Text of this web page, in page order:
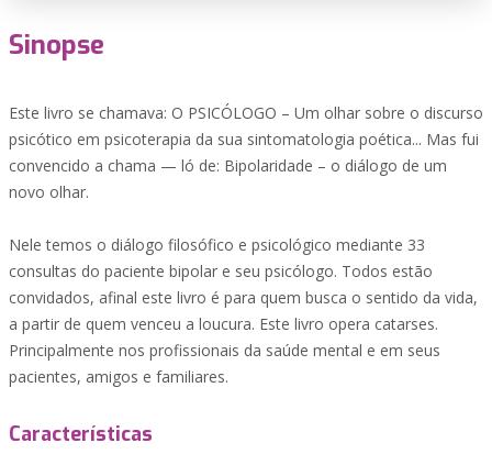
Sinopse
Este livro se chamava: O PSICÓLOGO – Um olhar sobre o discurso
psicótico em psicoterapia da sua sintomatologia poética... Mas fui
convencido a chama — ló de: Bipolaridade – o diálogo de um
novo olhar.
Nele temos o diálogo filosófico e psicológico mediante 33
consultas do paciente bipolar e seu psicólogo. Todos estão
convidados, afinal este livro é para quem busca o sentido da vida,
a partir de quem venceu a loucura. Este livro opera catarses.
Principalmente nos profissionais da saúde mental e em seus
pacientes, amigos e familiares.
Características